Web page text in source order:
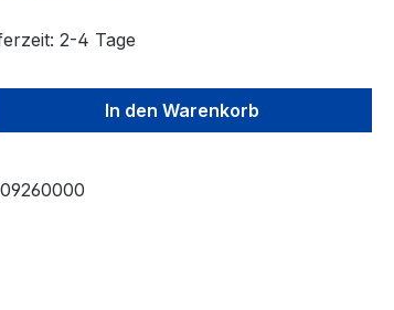
2-4 Tage
Gib den gewünschten Wert
In den Warenkorb